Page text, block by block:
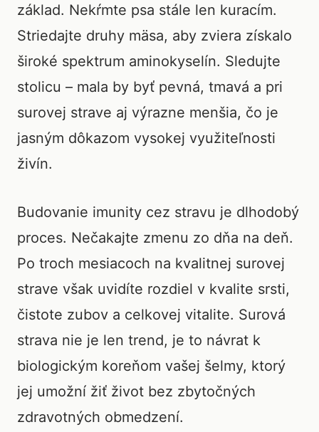
základ. Nekŕmte psa stále len kuracím.
Striedajte druhy mäsa, aby zviera získalo
široké spektrum aminokyselín. Sledujte
stolicu – mala by byť pevná, tmavá a pri
surovej strave aj výrazne menšia, čo je
jasným dôkazom vysokej využiteľnosti
živín.
Budovanie imunity cez stravu je dlhodobý
proces. Nečakajte zmenu zo dňa na deň.
Po troch mesiacoch na kvalitnej surovej
strave však uvidíte rozdiel v kvalite srsti,
čistote zubov a celkovej vitalite. Surová
strava nie je len trend, je to návrat k
biologickým koreňom vašej šelmy, ktorý
jej umožní žiť život bez zbytočných
zdravotných obmedzení.